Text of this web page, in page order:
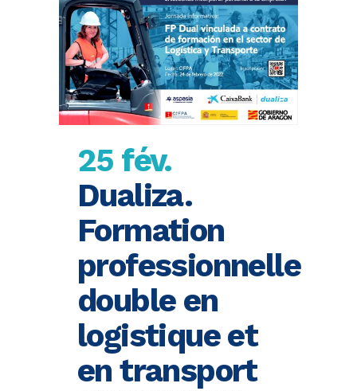
25 fév.
Dualiza.
Formation
professionnelle
double en
logistique et
en transport